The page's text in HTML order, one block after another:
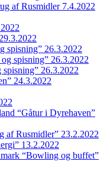
af Rusmidler 7.4.2022
spisning” 26.3.2022
spisning” 26.3.2022
spisning” 26.3.2022
24.3.2022
“Gåtur i Dyrehaven”
af Rusmidler” 23.2.2022
13.2.2022
“Bowling og buffet”